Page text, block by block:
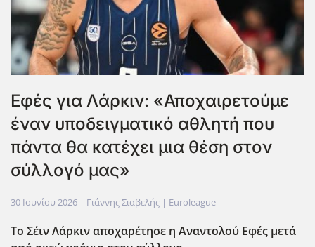
Εφές για Λάρκιν: «Αποχαιρετούμε
έναν υποδειγματικό αθλητή που
πάντα θα κατέχει μια θέση στον
σύλλογό μας»
30 Ιουνίου 2026 | Γιάννης Σιαβελής | Euroleague
Το Σέιν Λάρκιν αποχαρέτησε η Αναντολού Εφές μετά